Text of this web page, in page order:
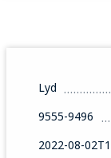
Lyd
9555-9496
2022-08-